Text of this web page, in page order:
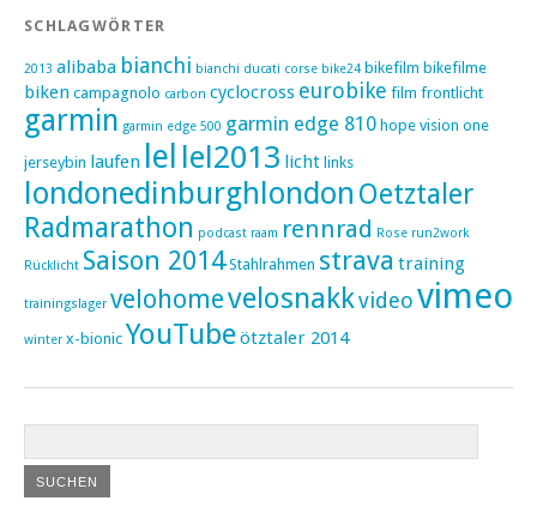
SCHLAGWÖRTER
2013 alibaba bianchi bianchi ducati corse bike24 bikefilm bikefilme
biken campagnolo carbon cyclocross eurobike film frontlicht
garmin garmin edge 500 garmin edge 810 hope vision one
jerseybin laufen lel lel2013 licht links
londonedinburghlondon Oetztaler
Radmarathon podcast raam rennrad Rose run2work
Rücklicht Saison 2014 Stahlrahmen strava training
trainingslager velohomevelosnakkvideovimeo
winter x-bionic YouTubeötztaler 2014